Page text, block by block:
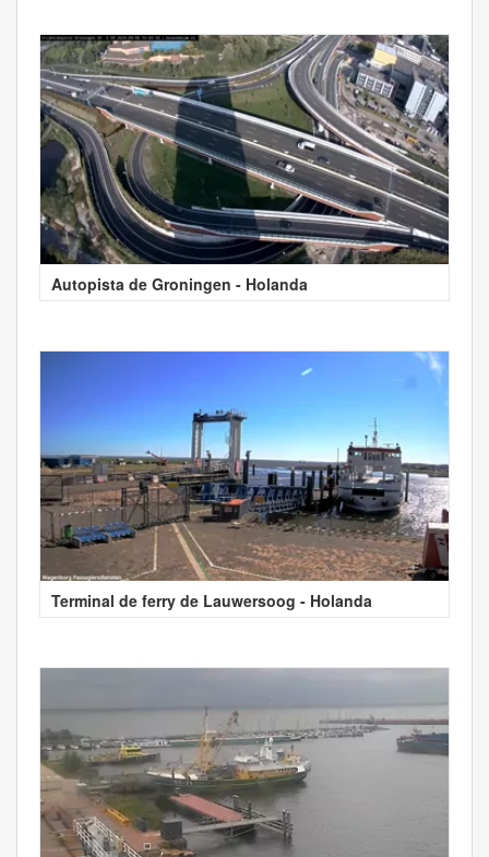
Autopista de Groningen - Holanda
Terminal de ferry de Lauwersoog - Holanda